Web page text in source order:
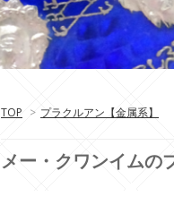
TOP > プラクルアン【金属系】
メー・クワンイムの